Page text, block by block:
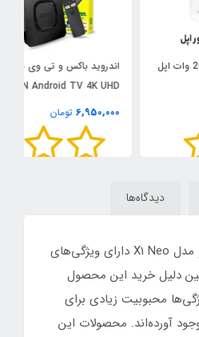
اندروید باکس و تی وی باکس
ONN Android TV 4K UHD
تومان
دیدگاه‌ها
هندزفری بلوتوثی هایلو مدل X1 Neo دارای ویژگی‌های
دلیل خرید این محصول
محبوبیت زیادی برای
آورده‌اند. محصولات این